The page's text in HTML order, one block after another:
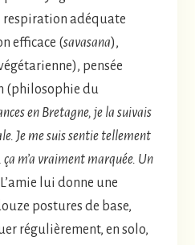
adéquate
efficace (savasana),
pensée
(philosophie du
en Bretagne, je la suivais
Je me suis sentie tellement
m’a vraiment marquée. Un
lui donne une
postures de base,
régulièrement, en solo,